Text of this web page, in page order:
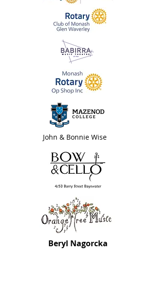
John & Bonnie Wise
Beryl Nagorcka